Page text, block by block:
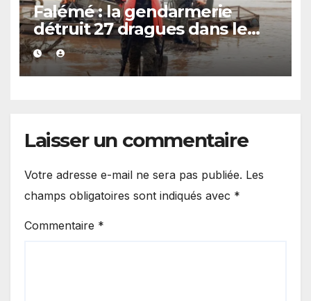
Falémé : la gendarmerie
détruit 27 dragues dans le
cadre de la lutte contre
l’exploitation illégale
Laisser un commentaire
Votre adresse e-mail ne sera pas publiée. Les
champs obligatoires sont indiqués avec *
Commentaire *